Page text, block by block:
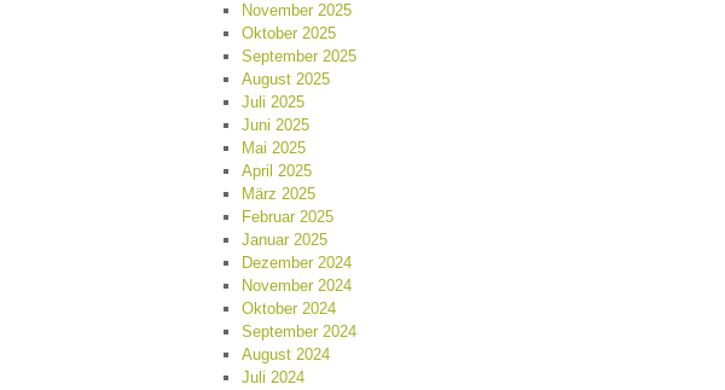
November 2025
Oktober 2025
September 2025
August 2025
Juli 2025
Juni 2025
Mai 2025
April 2025
März 2025
Februar 2025
Januar 2025
Dezember 2024
November 2024
Oktober 2024
September 2024
August 2024
Juli 2024